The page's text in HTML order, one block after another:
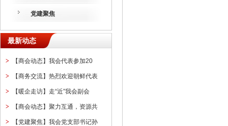
党建聚焦
最新动态
> 【商会动态】我会代表参加20
> 【商务交流】热烈欢迎朝鲜代表
> 【暖企走访】走“近”我会副会
> 【商会动态】聚力互通，资源共
> 【党建聚焦】我会党支部书记孙